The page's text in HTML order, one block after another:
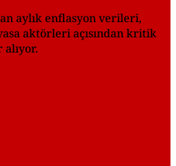
aylık enflasyon verileri,
aktörleri açısından kritik